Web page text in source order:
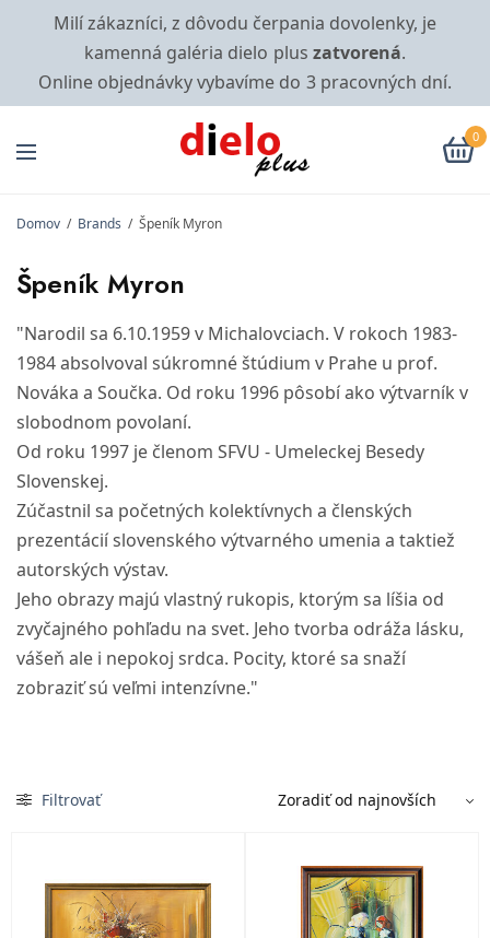
Milí zákazníci, z dôvodu čerpania dovolenky, je
kamenná galéria dielo plus zatvorená.
Online objednávky vybavíme do 3 pracovných dní.
0
Domov / Brands / Špeník Myron
Špeník Myron
"Narodil sa 6.10.1959 v Michalovciach. V rokoch 1983-
1984 absolvoval súkromné štúdium v Prahe u prof.
Nováka a Součka. Od roku 1996 pôsobí ako výtvarník v
slobodnom povolaní.
Od roku 1997 je členom SFVU - Umeleckej Besedy
Slovenskej.
Zúčastnil sa početných kolektívnych a členských
prezentácií slovenského výtvarného umenia a taktiež
autorských výstav.
Jeho obrazy majú vlastný rukopis, ktorým sa líšia od
zvyčajného pohľadu na svet. Jeho tvorba odráža lásku,
vášeň ale i nepokoj srdca. Pocity, ktoré sa snaží
zobraziť sú veľmi intenzívne."
Filtrovať